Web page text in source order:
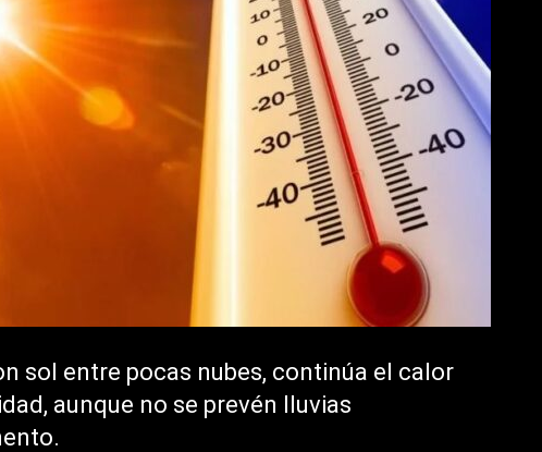
sol entre pocas nubes, continúa el calor
aunque no se prevén lluvias